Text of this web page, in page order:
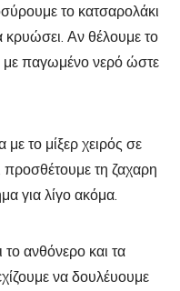
το κατσαρολάκι
κρυώσει. Αν θέλουμε το
με παγωμένο νερό ώστε
το μίξερ χειρός σε
προσθέτουμε τη ζαχαρη
για λίγο ακόμα.
ανθόνερο και τα
να δουλέυουμε